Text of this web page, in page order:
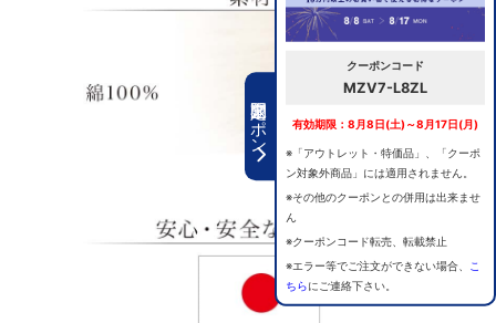
期間限定クーポン
クーポンコード
MZV7-L8ZL
有効期限：8月8日(土)～8月17日(月)
※「アウトレット・特価品」、「クーポ
ン対象外商品」には適用されません。
※その他のクーポンとの併用は出来ませ
ん
※クーポンコード転売、転載禁止
※エラー等でご注文ができない場合、
こ
ちらにご連絡下さい。